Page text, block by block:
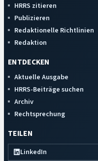
HRRS zitieren
Publizieren
Redaktionelle Richtlinien
Redaktion
ENTDECKEN
Aktuelle Ausgabe
HRRS-Beiträge suchen
Archiv
Rechtsprechung
TEILEN
LinkedIn